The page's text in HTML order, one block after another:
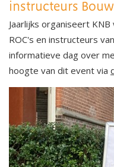
instructeurs
Jaarlijks organiseert
ROC's en instructeurs
informatieve dag over
hoogte van dit event via